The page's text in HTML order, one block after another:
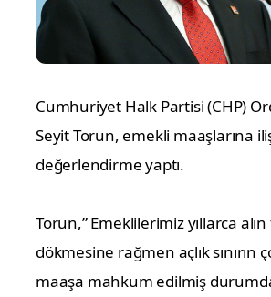
Cumhuriyet Halk Partisi (CHP)
Seyit Torun, emekli maaşlarına
değerlendirme yaptı.
Torun,” Emeklilerimiz yıllarca
dökmesine rağmen açlık sınırın
maaşa mahkum edilmiş